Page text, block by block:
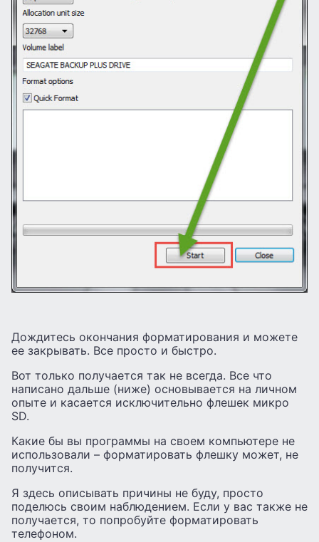
Дождитесь окончания форматирования и можете
ее закрывать. Все просто и быстро.
Вот только получается так не всегда. Все что
написано дальше (ниже) основывается на личном
опыте и касается исключительно флешек микро
SD.
Какие бы вы программы на своем компьютере не
использовали – форматировать флешку может, не
получится.
Я здесь описывать причины не буду, просто
поделюсь своим наблюдением. Если у вас также не
получается, то попробуйте форматировать
телефоном.